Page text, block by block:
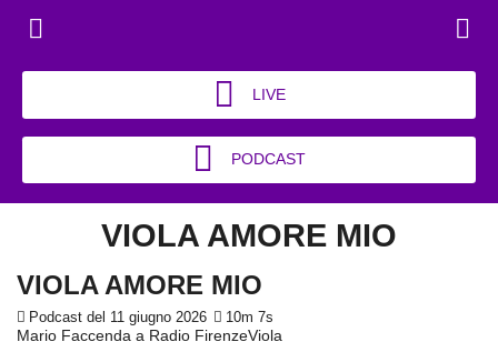
LIVE
PODCAST
VIOLA AMORE MIO
VIOLA AMORE MIO
Podcast del 11 giugno 2026 10m 7s
Mario Faccenda a Radio FirenzeViola